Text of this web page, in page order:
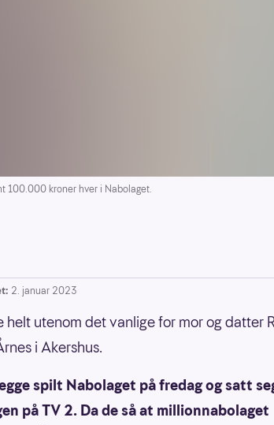
100.000 kroner hver i Nabolaget.
2. januar 2023
utenom det vanlige for mor og datter
i Akershus.
spilt Nabolaget på fredag og satt
på TV 2. Da de så at millionnabolaget